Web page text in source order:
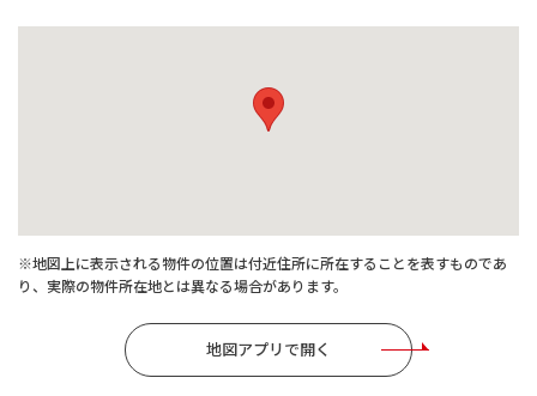
※地図上に表示される物件の位置は付近住所に所在することを表すものであ
り、実際の物件所在地とは異なる場合があります。
地図アプリで開く